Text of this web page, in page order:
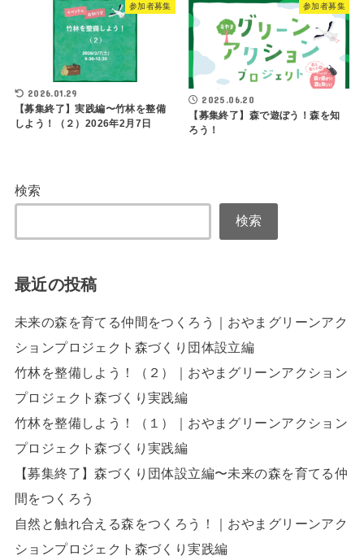
参加者募集
2026.01.29
【募集終了】実践編〜竹林を整備
しよう！（２）2026年2月7日
参加者募集
2025.06.20
【募集終了】森で遊ぼう！森を知
ろう！
検索
検索
最近の投稿
未来の森を育てる仲間をつくろう｜おやまグリーンアク
ションプロジェクト森づくり団体設立編
竹林を整備しよう！（２）｜おやまグリーンアクション
プロジェクト森づくり実践編
竹林を整備しよう！（１）｜おやまグリーンアクション
プロジェクト森づくり実践編
【募集終了】森づくり団体設立編〜未来の森を育てる仲
間をつくろう
自然と触れ合える森をつくろう！｜おやまグリーンアク
ションプロジェクト森づくり実践編